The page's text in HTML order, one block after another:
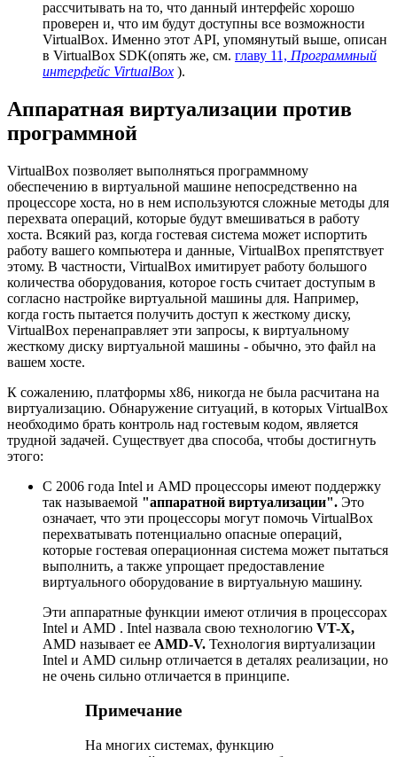
рассчитывать на то, что данный интерфейс хорошо
проверен и, что им будут доступны все возможности
VirtualBox. Именно этот API, упомянутый выше, описан
в VirtualBox SDK(опять же, см. главу 11, Программный
интерфейс VirtualBox ).
Аппаратная виртуализации против
программной
VirtualBox позволяет выполняться программному
обеспечению в виртуальной машине непосредственно на
процессоре хоста, но в нем используются сложные методы для
перехвата операций, которые будут вмешиваться в работу
хоста. Всякий раз, когда гостевая система может испортить
работу вашего компьютера и данные, VirtualBox препятствует
этому. В частности, VirtualBox имитирует работу большого
количества оборудования, которое гость считает доступым в
согласно настройке виртуальной машины для. Например,
когда гость пытается получить доступ к жесткому диску,
VirtualBox перенаправляет эти запросы, к виртуальному
жесткому диску виртуальной машины - обычно, это файл на
вашем хосте.
К сожалению, платформы x86, никогда не была расчитана на
виртуализацию. Обнаружение ситуаций, в которых VirtualBox
необходимо брать контроль над гостевым кодом, является
трудной задачей. Существует два способа, чтобы достигнуть
этого:
С 2006 года Intel и AMD процессоры имеют поддержку
так называемой "аппаратной виртуализации". Это
означает, что эти процессоры могут помочь VirtualBox
перехватывать потенциально опасные операций,
которые гостевая операционная система может пытаться
выполнить, а также упрощает предоставление
виртуального оборудование в виртуальную машину.
Эти аппаратные функции имеют отличия в процессорах
Intel и AMD . Intel назвала свою технологию VT-X,
AMD называет ее AMD-V. Технология виртуализации
Intel и AMD сильнр отличается в деталях реализации, но
не очень сильно отличается в принципе.
Примечание
На многих системах, функцию